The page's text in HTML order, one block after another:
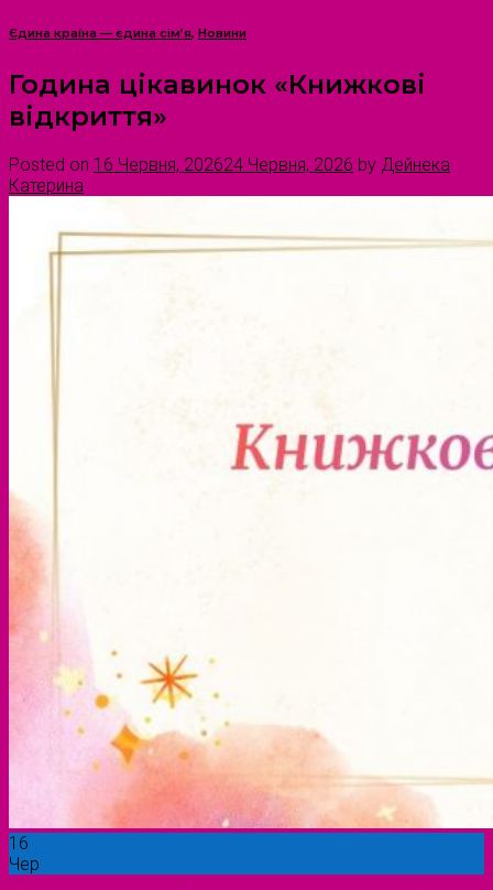
Єдина країна — єдина сім’я, Новини
Година цікавинок «Книжкові
відкриття»
Posted on 16 Червня, 202624 Червня, 2026 by Дейнека
Катерина
16
Чер